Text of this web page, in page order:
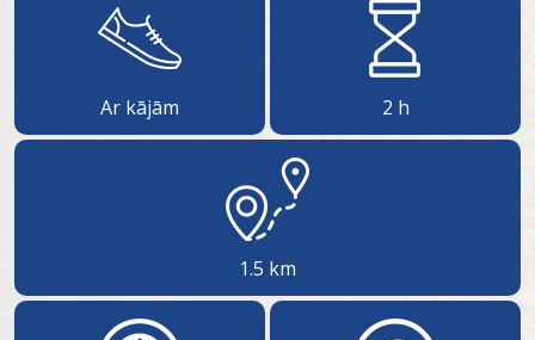
Ar kājām 2 h
1.5 km